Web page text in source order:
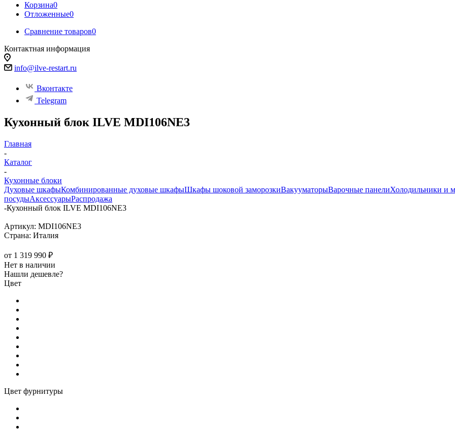
Корзина0
Отложенные0
Сравнение товаров0
Контактная информация
info@ilve-restart.ru
Вконтакте
Telegram
Кухонный блок ILVE MDI106NE3
Главная
-
Каталог
-
Кухонные блоки
Духовые шкафыКомбинированные духовые шкафыШкафы шоковой заморозкиВакууматорыВарочные панелиХолодильники и
посудыАксессуарыРаспродажа
-Кухонный блок ILVE MDI106NE3
Артикул: MDI106NE3
Страна: Италия
от 1 319 990 ₽
Нет в наличии
Нашли дешевле?
Цвет
Цвет фурнитуры